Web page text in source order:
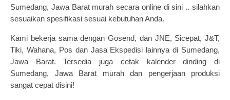
Sumedang, Jawa Barat murah secara online di sini .. silahkan
sesuaikan spesifikasi sesuai kebutuhan Anda.
Kami bekerja sama dengan Gosend, dan JNE, Sicepat, J&T,
Tiki, Wahana, Pos dan Jasa Ekspedisi lainnya di Sumedang,
Jawa Barat.Tersedia juga cetak kalender dinding di
Sumedang, Jawa Barat murah dan pengerjaan produksi
sangat cepat disini!